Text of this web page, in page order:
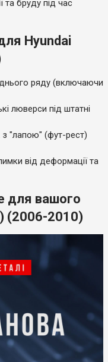
та бруду під час
Hyundai
ряду (включаючи
люверси під штатні
з "лапою" (фут-рест)
від деформації та
для вашого
(2006-2010)